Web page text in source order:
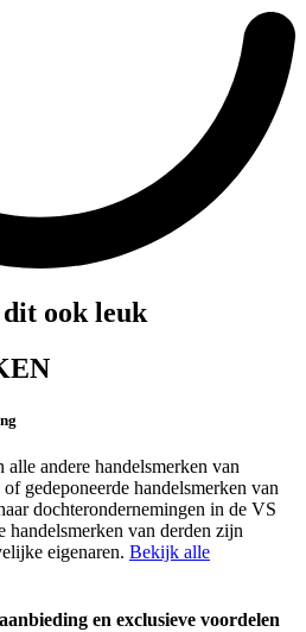
ook leuk
andere handelsmerken van
gedeponeerde handelsmerken van
dochterondernemingen in de VS
handelsmerken van derden zijn
eigenaren. Bekijk alle
en exclusieve voordelen